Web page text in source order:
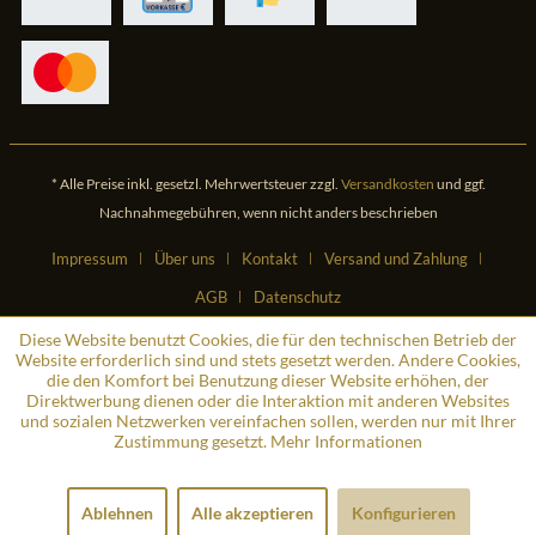
* Alle Preise inkl. gesetzl. Mehrwertsteuer zzgl. Versandkosten und ggf.
Nachnahmegebühren, wenn nicht anders beschrieben
Impressum Über uns Kontakt
Versand und Zahlung
AGB
Datenschutz
Diese Website benutzt Cookies, die für den technischen Betrieb der
Website erforderlich sind und stets gesetzt werden. Andere Cookies,
die den Komfort bei Benutzung dieser Website erhöhen, der
Direktwerbung dienen oder die Interaktion mit anderen Websites
und sozialen Netzwerken vereinfachen sollen, werden nur mit Ihrer
Zustimmung gesetzt. Mehr Informationen
Ablehnen Alle akzeptieren Konfigurieren